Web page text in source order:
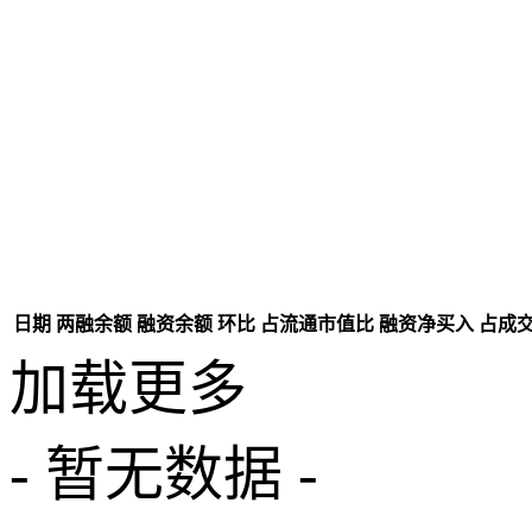
日期 两融余额 融资余额 环比 占流通市值比 融资净买入 占成
加载更多
- 暂无数据 -